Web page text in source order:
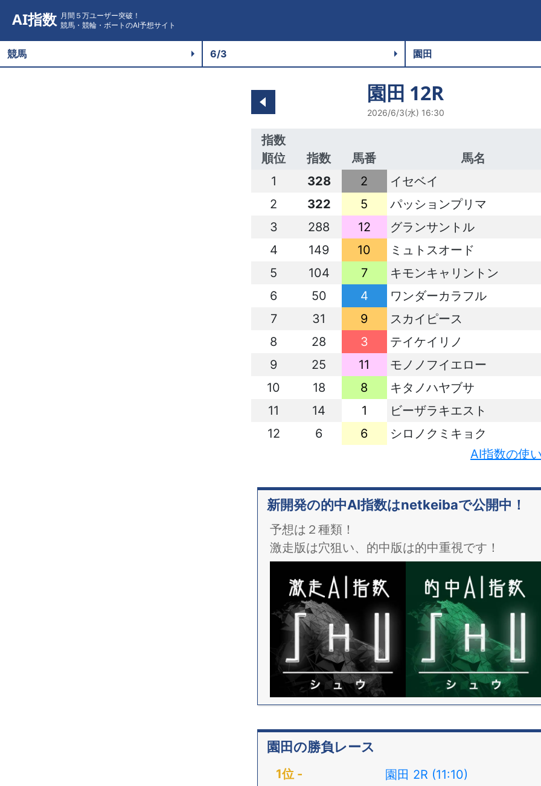
AI指数 月間５万ユーザー突破！
競馬・競輪・ボートのAI予想サイト
園田 12R
2026/6/3(水) 16:30
指数
順位
指数 馬番
馬名
1
328 2
イセベイ
2
322 5
パッションプリマ
3
288 12
グランサントル
4
149 10
ミュトスオード
5
104 7
キモンキャリントン
6
50 4
ワンダーカラフル
7
31 9
スカイピース
8
28 3
テイケイリノ
9
25 11
モノノフイエロー
10
18 8
キタノハヤブサ
11
14 1
ビーザラキエスト
12
6 6
シロノクミキョク
AI指数の使
新開発の的中AI指数はnetkeibaで公開中！
予想は２種類！
激走版は穴狙い、的中版は的中重視です！
園田の勝負レース
園田 2R (11:10)